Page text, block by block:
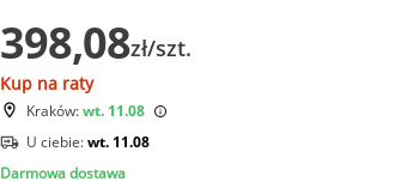
398,08zł/szt.
Kup na raty
Kraków:wt. 11.08
U ciebie:wt. 11.08
Darmowa dostawa